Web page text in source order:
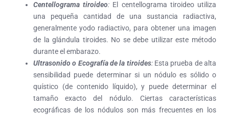
Centellograma tiroideo: El centellograma tiroideo utiliza
una pequeña cantidad de una sustancia radiactiva,
generalmente yodo radiactivo, para obtener una imagen
de la glándula tiroides. No se debe utilizar este método
durante el embarazo.
Ultrasonido o Ecografía de la tiroides:Esta prueba de alta
sensibilidad puede determinar si un nódulo es sólido o
quístico (de contenido líquido), y puede determinar el
tamaño exacto del nódulo. Ciertas características
ecográficas de los nódulos son más frecuentes en los